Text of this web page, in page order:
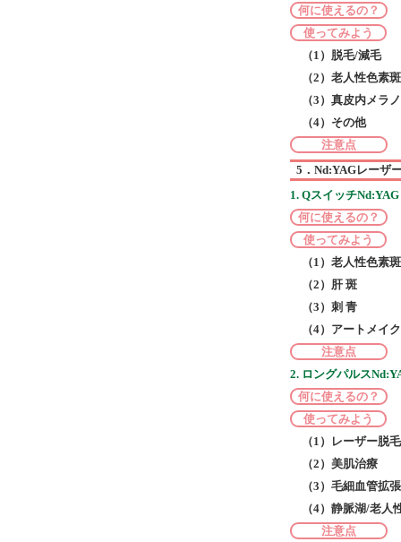
何に使えるの？
使ってみよう
（1）脱毛/減毛
（2）老人性色素
（3）真皮内メラ
（4）その他
注意点
5．Nd:YAGレーザ
1. Qスイッチ
何に使えるの？
使ってみよう
（1）老人性色素
（2）肝 斑
（3）刺 青
（4）アートメイク
注意点
2. ロングパルス
何に使えるの？
使ってみよう
（1）レーザー脱毛
（2）美肌治療
（3）毛細血管拡張
（4）静脈湖/老人
注意点